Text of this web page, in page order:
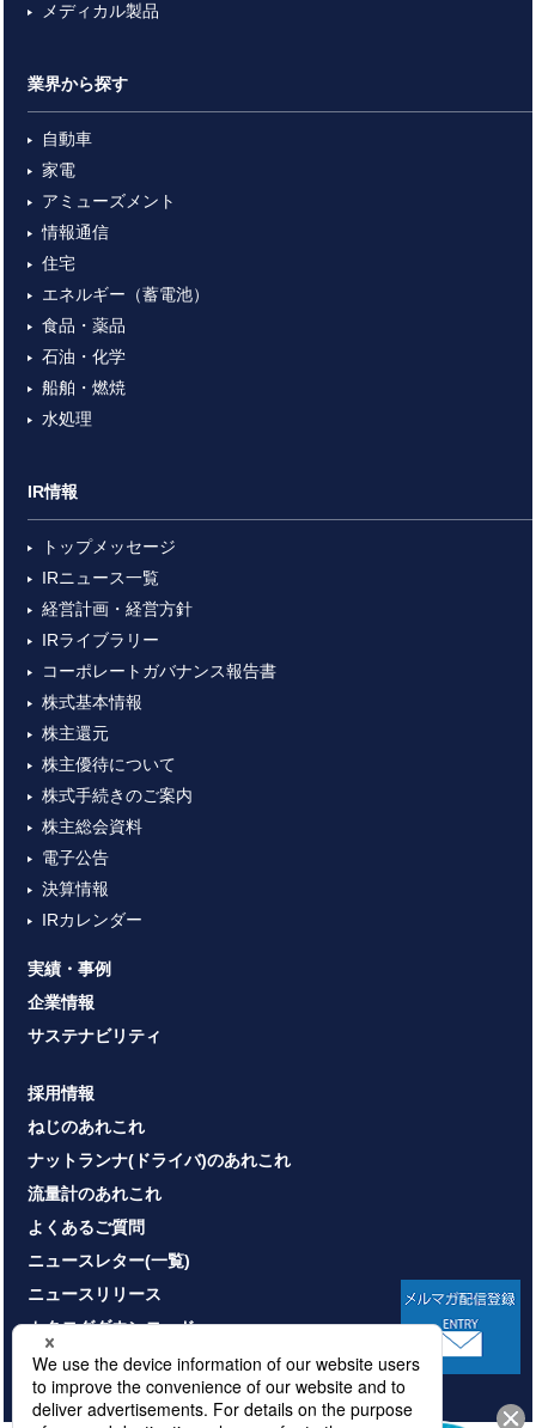
メディカル製品
業界から探す
自動車
家電
アミューズメント
情報通信
住宅
エネルギー（蓄電池）
食品・薬品
石油・化学
船舶・燃焼
水処理
IR情報
トップメッセージ
IRニュース一覧
経営計画・経営方針
IRライブラリー
コーポレートガバナンス報告書
株式基本情報
株主還元
株主優待について
株式手続きのご案内
株主総会資料
電子公告
決算情報
IRカレンダー
実績・事例
企業情報
サステナビリティ
採用情報
ねじのあれこれ
ナットランナ(ドライバ)のあれこれ
流量計のあれこれ
よくあるご質問
ニュースレター(一覧)
ニュースリリース
カタログダウンロード
お問い合わせ